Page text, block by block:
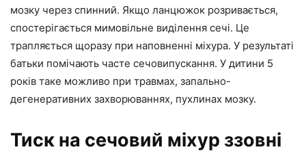
мозку через спинний. Якщо ланцюжок розривається,
спостерігається мимовільне виділення сечі. Це
трапляється щоразу при наповненні міхура. У результаті
батьки помічають часте сечовипускання. У дитини 5
років таке можливо при травмах, запально-
дегенеративних захворюваннях, пухлинах мозку.
Тиск на сечовий міхур ззовні